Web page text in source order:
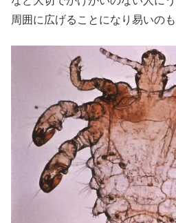
周囲に広げることになり易いの